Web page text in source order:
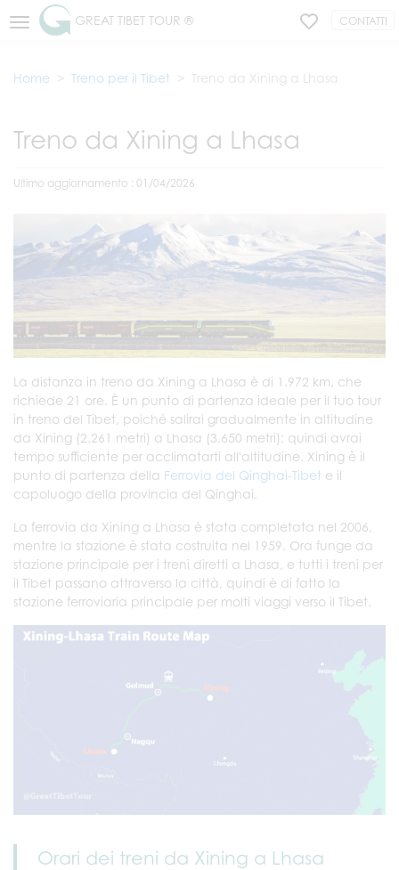
GREAT TIBET TOUR ® CONTATTI
Home Treno per il Tibet Treno da Xining a Lhasa
Treno da Xining a Lhasa
Ultimo aggiornamento : 01/04/2026
La distanza in treno da Xining a Lhasa è di 1.972 km, che
richiede 21 ore. È un punto di partenza ideale per il tuo tour
in treno del Tibet, poiché salirai gradualmente in altitudine
da Xining (2.261 metri) a Lhasa (3.650 metri); quindi avrai
tempo sufficiente per acclimatarti all'altitudine. Xining è il
punto di partenza della Ferrovia del Qinghai-Tibet e il
capoluogo della provincia del Qinghai.
La ferrovia da Xining a Lhasa è stata completata nel 2006,
mentre la stazione è stata costruita nel 1959. Ora funge da
stazione principale per i treni diretti a Lhasa, e tutti i treni per
il Tibet passano attraverso la città, quindi è di fatto la
stazione ferroviaria principale per molti viaggi verso il Tibet.
Orari dei treni da Xining a Lhasa